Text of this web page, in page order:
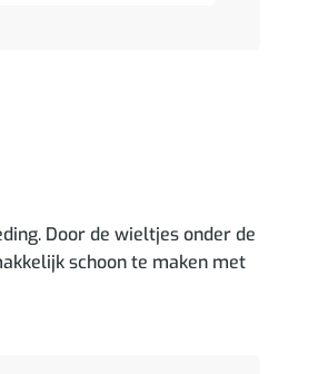
Door de wieltjes onder de
schoon te maken met